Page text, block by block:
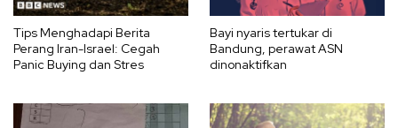
Tips Menghadapi Berita
Perang Iran-Israel: Cegah
Panic Buying dan Stres
Bayi nyaris tertukar di
Bandung, perawat ASN
dinonaktifkan